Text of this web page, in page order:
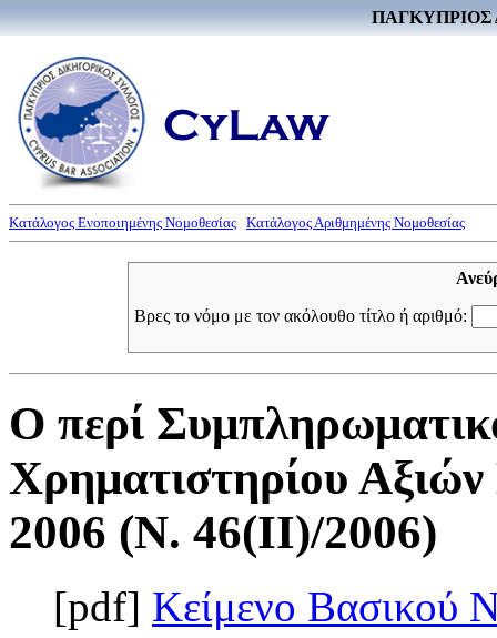
ΠΑΓΚΥΠΡΙΟΣ
Κατάλογος Ενοποιημένης Νομοθεσίας Κατάλογος Αριθμημένης Νομοθεσίας
Βρες το νόμο με τον ακόλουθο τίτλο ή αριθμό:
Ο περί
Χρηματιστηρίου
2006 (Ν. 46(II)/2006)
[pdf] Κείμενο Βασικού